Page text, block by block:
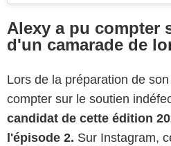
Alexy a pu compter
d'un camarade de
Lors de la préparation de
compter sur le soutien
candidat de cette édition
l'épisode 2. Sur Instagram,